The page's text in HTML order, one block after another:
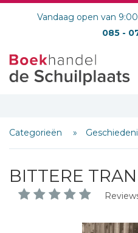
Vandaag open van
085 -
Categorieën
BITTERE